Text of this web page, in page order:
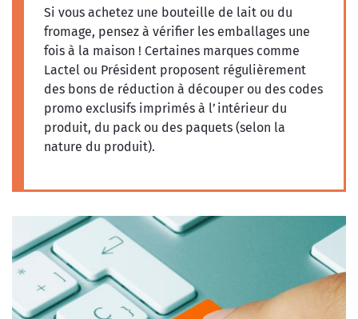
Si vous achetez une bouteille de lait ou du
fromage, pensez à vérifier les emballages une
fois à la maison ! Certaines marques comme
Lactel ou Président proposent régulièrement
des bons de réduction à découper ou des codes
promo exclusifs imprimés à l’intérieur du
produit, du pack ou des paquets (selon la
nature du produit).